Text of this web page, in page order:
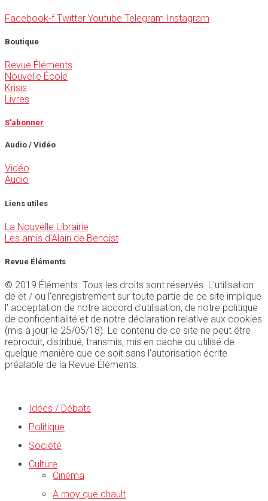
Facebook-f Twitter Youtube Telegram Instagram
Boutique
Revue Éléments
Nouvelle École
Krisis
Livres
S'abonner
Audio / Vidéo
Vidéo
Audio
Liens utiles
La Nouvelle Librairie
Les amis d'Alain de Benoist
Revue Éléments
© 2019 Éléments. Tous les droits sont réservés. L'utilisation
de et / ou l'enregistrement sur toute partie de ce site implique
l' acceptation de notre accord d'utilisation, de notre politique
de confidentialité et de notre déclaration relative aux cookies
(mis à jour le 25/05/18). Le contenu de ce site ne peut être
reproduit, distribué, transmis, mis en cache ou utilisé de
quelque manière que ce soit sans l'autorisation écrite
préalable de la Revue Éléments.
Idées / Débats
Politique
Société
Culture
Cinéma
A moy que chault